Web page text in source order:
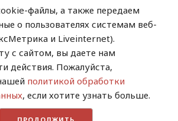
файлы, а также передаем
о пользователях системам веб-
и Liveinternet).
с сайтом, вы даете нам
действия. Пожалуйста,
политикой обработки
, если хотите узнать больше.